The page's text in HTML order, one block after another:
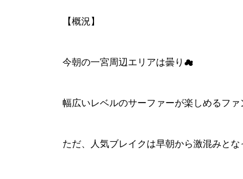
【概況】
今朝の一宮周辺エリアは曇り☁
幅広いレベルのサーファーが楽しめるファ
ただ、人気ブレイクは早朝から激混みとな